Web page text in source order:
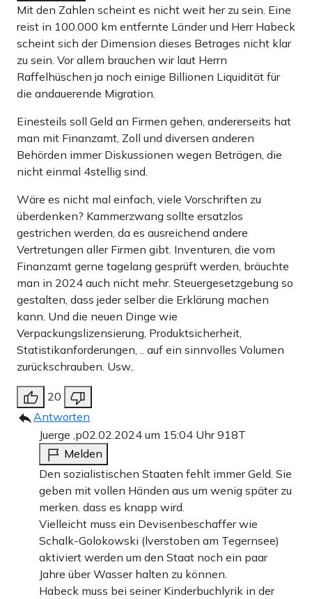
Mit den Zahlen scheint es nicht weit her zu sein. Eine
reist in 100.000 km entfernte Länder und Herr Habeck
scheint sich der Dimension dieses Betrages nicht klar
zu sein. Vor allem brauchen wir laut Herrn
Raffelhüschen ja noch einige Billionen Liquidität für
die andauerende Migration.
Einesteils soll Geld an Firmen gehen, andererseits hat
man mit Finanzamt, Zoll und diversen anderen
Behörden immer Diskussionen wegen Beträgen, die
nicht einmal 4stellig sind.
Wäre es nicht mal einfach, viele Vorschriften zu
überdenken? Kammerzwang sollte ersatzlos
gestrichen werden, da es ausreichend andere
Vertretungen aller Firmen gibt. Inventuren, die vom
Finanzamt gerne tagelang gesprüft werden, bräuchte
man in 2024 auch nicht mehr. Steuergesetzgebung so
gestalten, dass jeder selber die Erklärung machen
kann. Und die neuen Dinge wie
Verpackungslizensierung, Produktsicherheit,
Statistikanforderungen, .. auf ein sinnvolles Volumen
zurückschrauben. Usw..
20
Antworten
Juerge ,p02.02.2024 um 15:04 Uhr918T
Melden
Den sozialistischen Staaten fehlt immer Geld. Sie
geben mit vollen Händen aus um wenig später zu
merken. dass es knapp wird.
Vielleicht muss ein Devisenbeschaffer wie
Schalk-Golokowski (lverstoben am Tegernsee)
aktiviert werden um den Staat noch ein paar
Jahre über Wasser halten zu können.
Habeck muss bei seiner Kinderbuchlyrik in der